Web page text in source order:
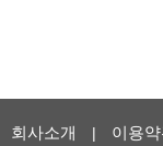
회사소개 | 이용